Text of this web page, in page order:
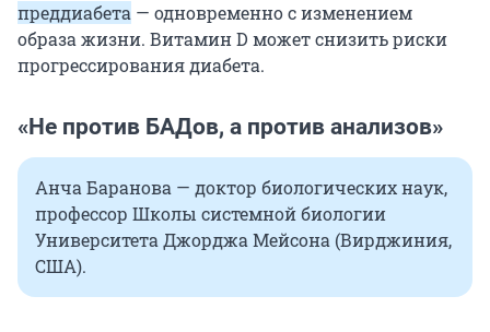
преддиабета — одновременно с изменением
образа жизни. Витамин D может снизить риски
прогрессирования диабета.
«Не против БАДов, а против анализов»
Анча Баранова — доктор биологических наук,
профессор Школы системной биологии
Университета Джорджа Мейсона (Вирджиния,
США).